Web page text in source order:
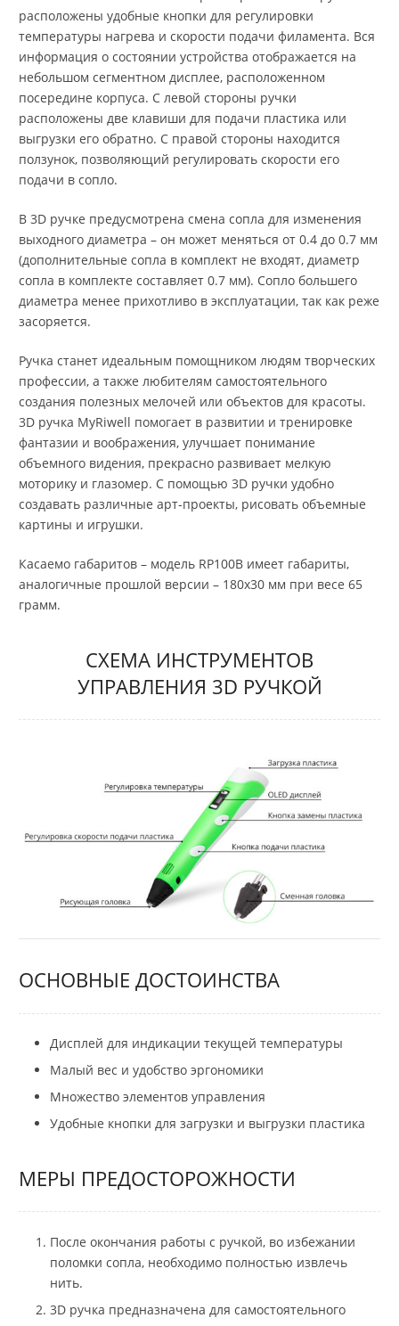
расположены удобные кнопки для регулировки
температуры нагрева и скорости подачи филамента. Вся
информация о состоянии устройства отображается на
небольшом сегментном дисплее, расположенном
посередине корпуса. С левой стороны ручки
расположены две клавиши для подачи пластика или
выгрузки его обратно. С правой стороны находится
ползунок, позволяющий регулировать скорости его
подачи в сопло.
В 3D ручке предусмотрена смена сопла для изменения
выходного диаметра – он может меняться от 0.4 до 0.7 мм
(дополнительные сопла в комплект не входят, диаметр
сопла в комплекте составляет 0.7 мм). Сопло большего
диаметра менее прихотливо в эксплуатации, так как реже
засоряется.
Ручка станет идеальным помощником людям творческих
профессии, а также любителям самостоятельного
создания полезных мелочей или объектов для красоты.
3D ручка MyRiwell помогает в развитии и тренировке
фантазии и воображения, улучшает понимание
объемного видения, прекрасно развивает мелкую
моторику и глазомер. С помощью 3D ручки удобно
создавать различные арт-проекты, рисовать объемные
картины и игрушки.
Касаемо габаритов – модель RP100B имеет габариты,
аналогичные прошлой версии – 180х30 мм при весе 65
грамм.
СХЕМА ИНСТРУМЕНТОВ
УПРАВЛЕНИЯ 3D РУЧКОЙ
ОСНОВНЫЕ ДОСТОИНСТВА
Дисплей для индикации текущей температуры
Малый вес и удобство эргономики
Множество элементов управления
Удобные кнопки для загрузки и выгрузки пластика
МЕРЫ ПРЕДОСТОРОЖНОСТИ
После окончания работы с ручкой, во избежании
поломки сопла, необходимо полностью извлечь
нить.
3D ручка предназначена для самостоятельного